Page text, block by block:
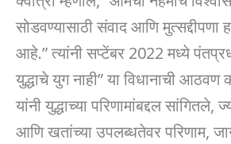
सोडवण्यासाठी संवाद आणि मुत्सद्दीपणा हा
आहे.” त्यांनी सप्टेंबर 2022 मध्ये
युद्धाचे युग नाही” या विधानाची आठवण
यांनी युद्धाच्या परिणामांबद्दल सांगितले,
आणि खतांच्या उपलब्धतेवर परिणाम,